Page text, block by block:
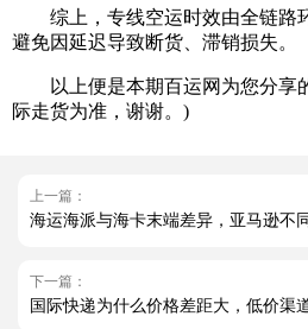
综上，专线空运时效由全链路环
避免因延迟导致断货、滞销损失。
以上便是本期百运网为您分享的
际走货为准，谢谢。)
上一篇：
海运海派与海卡末端差异，亚马逊不
下一篇：
国际快递为什么价格差距大，低价渠